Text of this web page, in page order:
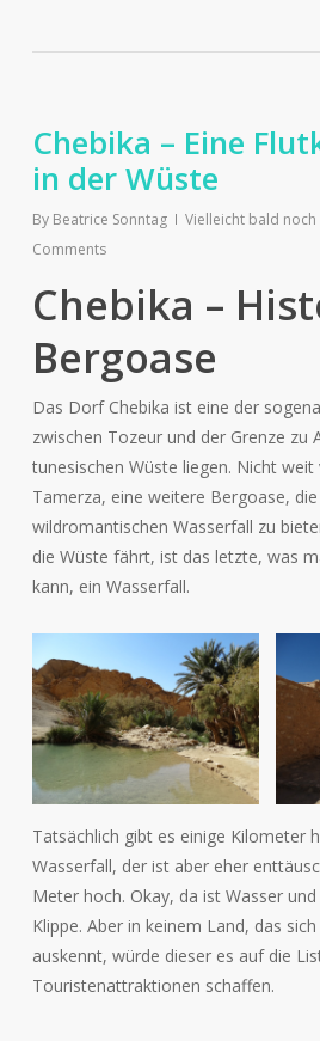
Chebika – Eine
in der Wüste
By Beatrice Sonntag Vielleicht bald
Comments
Chebika –
Bergoase
Das Dorf Chebika ist eine der
zwischen Tozeur und der Grenze zu
tunesischen Wüste liegen. Nicht weit
Tamerza, eine weitere Bergoase,
wildromantischen Wasserfall zu
die Wüste fährt, ist das letzte, was
kann, ein Wasserfall.
Tatsächlich gibt es einige Kilometer
Wasserfall, der ist aber eher
Meter hoch. Okay, da ist Wasser
Klippe. Aber in keinem Land, das
auskennt, würde dieser es auf die
Touristenattraktionen schaffen.